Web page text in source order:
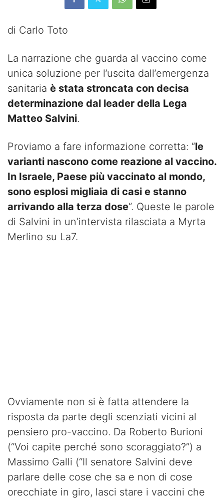
di Carlo Toto
La narrazione che guarda al vaccino come
unica soluzione per l’uscita dall’emergenza
sanitaria è stata stroncata con decisa
determinazione dal leader della Lega
Matteo Salvini.
Proviamo a fare informazione corretta: “le
varianti nascono come reazione al vaccino.
In Israele, Paese più vaccinato al mondo,
sono esplosi migliaia di casi e stanno
arrivando alla terza dose“. Queste le parole
di Salvini in un’intervista rilasciata a Myrta
Merlino su La7.
Ovviamente non si è fatta attendere la
risposta da parte degli scenziati vicini al
pensiero pro-vaccino. Da Roberto Burioni
(“Voi capite perché sono scoraggiato?”) a
Massimo Galli (“Il senatore Salvini deve
parlare delle cose che sa e non di cose
orecchiate in giro, lasci stare i vaccini che